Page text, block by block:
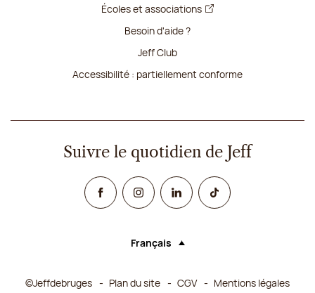
Écoles et associations
Besoin d'aide ?
Jeff Club
Accessibilité : partiellement conforme
Suivre le quotidien de Jeff
FacebookInstagramLinked InTikTok
Langue (sélectionner une option
Français
©Jeffdebruges Plan du site CGV Mentions légales